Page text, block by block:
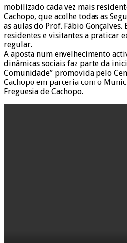
mobilizado cada vez mais
Cachopo, que acolhe todas as
as aulas do Prof. Fábio Gonçalves.
residentes e visitantes a praticar
regular.
A aposta num envelhecimento
dinâmicas sociais faz parte da
Comunidade” promovida pelo
Cachopo em parceria com o
Freguesia de Cachopo.